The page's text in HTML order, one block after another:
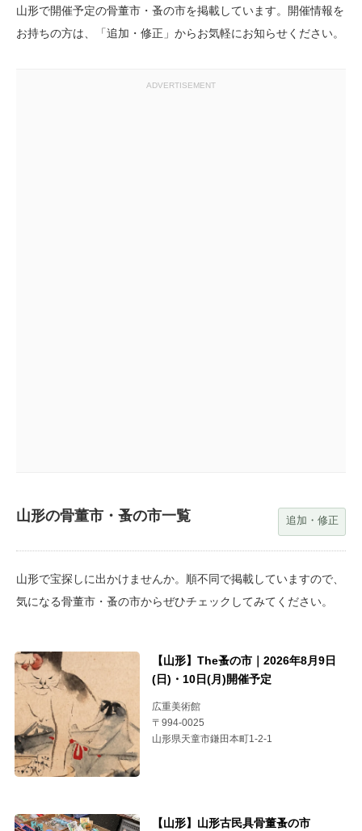
山形で開催予定の骨董市・蚤の市を掲載しています。開催情報を
お持ちの方は、「追加・修正」からお気軽にお知らせください。
ADVERTISEMENT
山形の骨董市・蚤の市一覧 追加・修正
山形で宝探しに出かけませんか。順不同で掲載していますので、
気になる骨董市・蚤の市からぜひチェックしてみてください。
【山形】The蚤の市｜2026年8月9日
(日)・10日(月)開催予定
広重美術館
〒994-0025
山形県天童市鎌田本町1-2-1
【山形】山形古民具骨董蚤の市